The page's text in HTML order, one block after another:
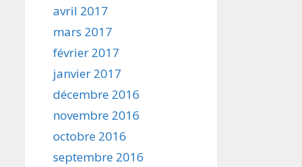
avril 2017
mars 2017
février 2017
janvier 2017
décembre 2016
novembre 2016
octobre 2016
septembre 2016